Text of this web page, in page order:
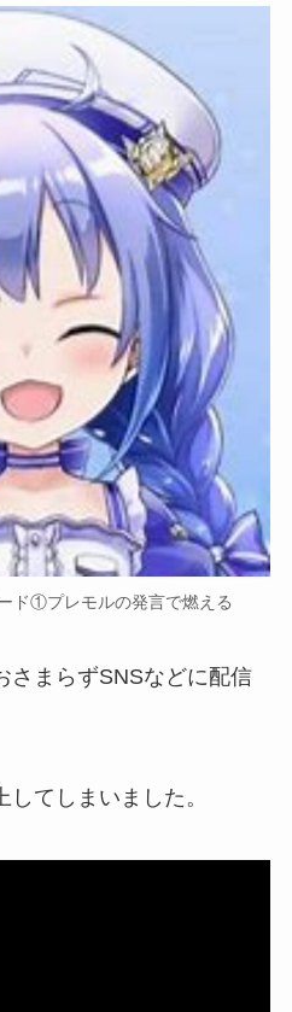
ド①プレモルの発言で燃える
さまらずSNSなどに配信
してしまいました。